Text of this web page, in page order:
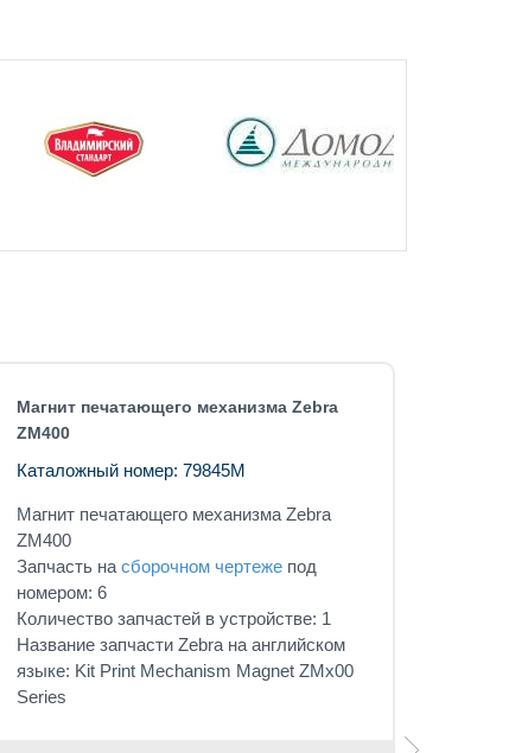
Магнит печатающего механизма Zebra
ZM400
Каталожный номер: 79845M
Магнит печатающего механизма Zebra
ZM400
Запчасть на сборочном чертежепод
номером: 6
Количество запчастей в устройстве: 1
Название запчасти Zebra на английском
языке: Kit Print Mechanism Magnet ZMx00
Series